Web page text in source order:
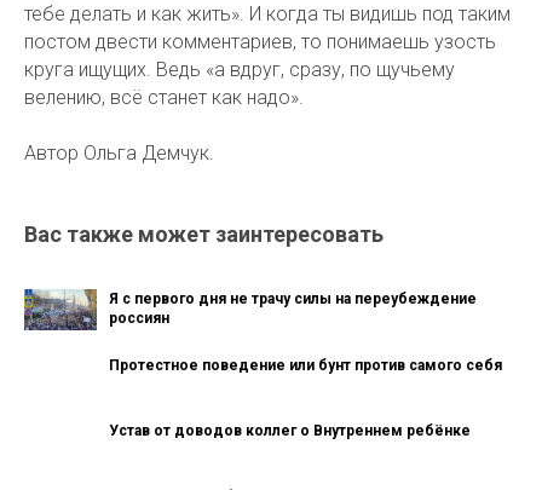
тебе делать и как жить». И когда ты видишь под таким
постом двести комментариев, то понимаешь узость
круга ищущих. Ведь «а вдруг, сразу, по щучьему
велению, всё станет как надо».
Автор Ольга Демчук.
Вас также может заинтересовать
Я с первого дня не трачу силы на переубеждение
россиян
Протестное поведение или бунт против самого себя
Устав от доводов коллег о Внутреннем ребёнке